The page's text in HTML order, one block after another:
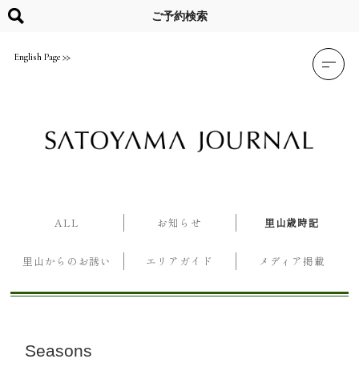
content
English Page
ご予約検索
ALL お知らせ 里山歳時記
里山からのお誘い エリアガイド メディア掲載
Seasons